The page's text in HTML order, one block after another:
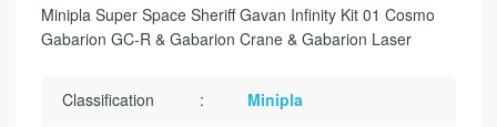
Minipla Super Space Sheriff Gavan Infinity Kit 01 Cosmo
Gabarion GC-R & Gabarion Crane & Gabarion Laser
Classification : Minipla